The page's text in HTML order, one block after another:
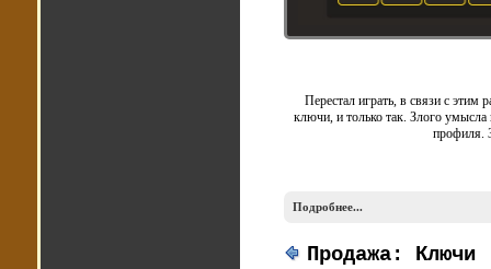
Перестал играть, в связи с
ключи, и только так. Злого умысла
профиля.
Подробнее...
Продажа: Ключи